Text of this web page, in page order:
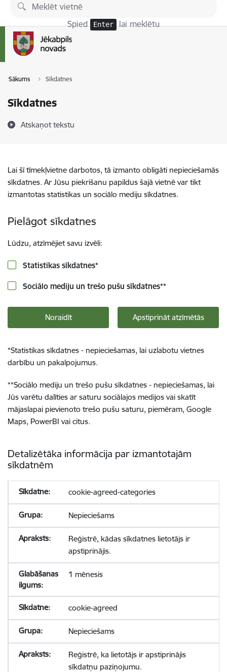
Pāriet uz lapas saturu
Spied Enter lai meklētu
Sākums Sīkdatnes
Sīkdatnes
Atskaņot tekstu
Lai šī tīmekļvietne darbotos, tā izmanto obligāti nepieciešamās
sīkdatnes. Ar Jūsu piekrišanu papildus šajā vietnē var tikt
izmantotas statistikas un sociālo mediju sīkdatnes.
Pielāgot sīkdatnes
Lūdzu, atzīmējiet savu izvēli:
Statistikas sīkdatnes*
Sociālo mediju un trešo pušu sīkdatnes**
Noraidīt Apstiprināt atzīmētās
*Statistikas sīkdatnes - nepieciešamas, lai uzlabotu vietnes
darbību un pakalpojumus.
**Sociālo mediju un trešo pušu sīkdatnes - nepieciešamas, lai
Jūs varētu dalīties ar saturu sociālajos medijos vai skatīt
mājaslapai pievienoto trešo pušu saturu, piemēram, Google
Maps, PowerBI vai citus.
Detalizētāka informācija par izmantotajām
sīkdatnēm
cookie-agreed-categories
Nepieciešams
Reģistrē, kādas sīkdatnes lietotājs ir
apstiprinājis.
1 mēnesis
cookie-agreed
Nepieciešams
Reģistrē, ka lietotājs ir apstiprinājis
sīkdatņu paziņojumu.